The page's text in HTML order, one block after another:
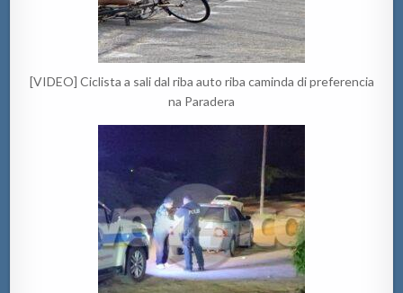
[VIDEO] Ciclista a sali dal riba auto riba caminda di preferencia
na Paradera